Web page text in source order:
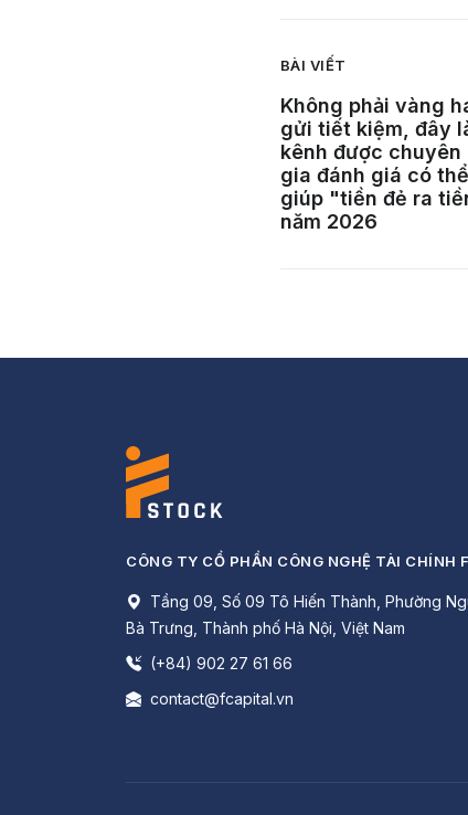
BÀI VIẾT
Không phải vàng
gửi tiết kiệm, đây
kênh được chuyên
gia đánh giá có thể
giúp "tiền đẻ ra
năm 2026
CÔNG TY CỔ PHẦN CÔNG NGHỆ TÀI CHÍNH
Tầng 09, Số 09 Tô Hiến Thành, Phường
Bà Trưng, Thành phố Hà Nội, Việt Nam
(+84) 902 27 61 66
contact@fcapital.vn